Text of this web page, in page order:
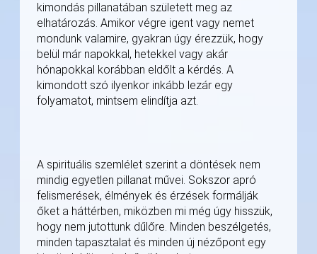
kimondás pillanatában született meg az
elhatározás. Amikor végre igent vagy nemet
mondunk valamire, gyakran úgy érezzük, hogy
belül már napokkal, hetekkel vagy akár
hónapokkal korábban eldőlt a kérdés. A
kimondott szó ilyenkor inkább lezár egy
folyamatot, mintsem elindítja azt.
A spirituális szemlélet szerint a döntések nem
mindig egyetlen pillanat művei. Sokszor apró
felismerések, élmények és érzések formálják
őket a háttérben, miközben mi még úgy hisszük,
hogy nem jutottunk dűlőre. Minden beszélgetés,
minden tapasztalat és minden új nézőpont egy